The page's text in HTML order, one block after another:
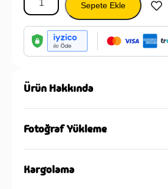
Sepete Ekle
Ürün Hakkında
Fotoğraf Yükleme
Kargolama